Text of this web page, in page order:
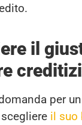
il
per
il suo